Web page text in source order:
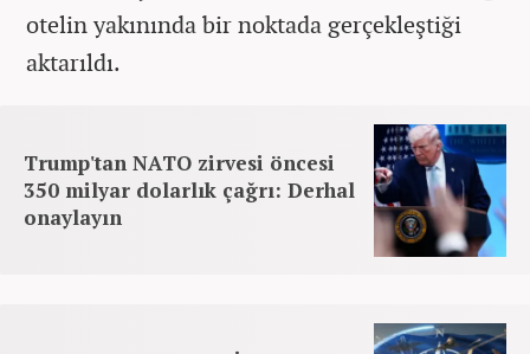
otelin yakınında bir noktada gerçekleştiği
aktarıldı.
Trump'tan NATO zirvesi öncesi
350 milyar dolarlık çağrı: Derhal
onaylayın